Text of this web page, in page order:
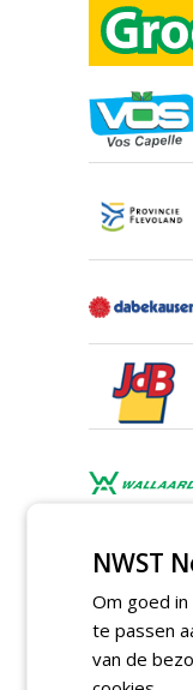
NWST
Om goed
te passen
van de